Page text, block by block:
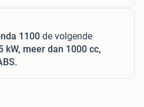
1100 de volgende
kW, meer dan 1000 cc,